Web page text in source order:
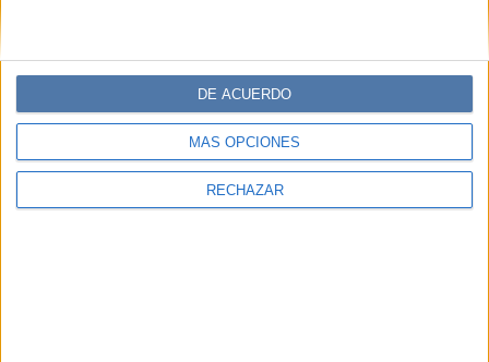
MÁS OPCIONES
RECHAZAR
DE ACUERDO